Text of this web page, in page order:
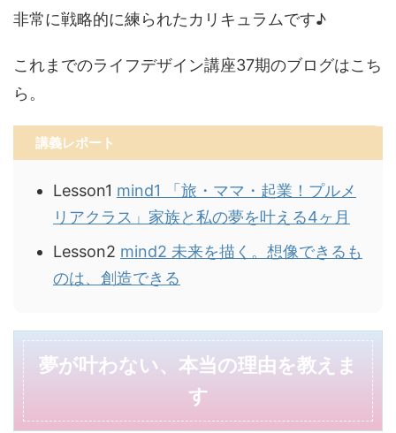
非常に戦略的に練られたカリキュラムです♪
これまでのライフデザイン講座37期のブログはこち
ら。
講義レポート
Lesson1 mind1 「旅・ママ・起業！プルメ
リアクラス」家族と私の夢を叶える4ヶ月
Lesson2 mind2 未来を描く。想像できるも
のは、創造できる
夢が叶わない、本当の理由を教えま
す